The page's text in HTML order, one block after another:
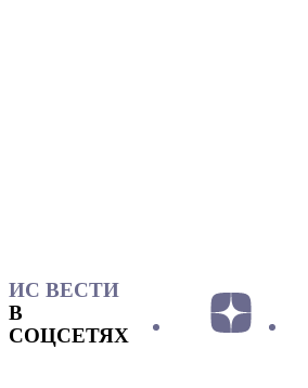
ИС ВЕСТИ
В
СОЦСЕТЯХ